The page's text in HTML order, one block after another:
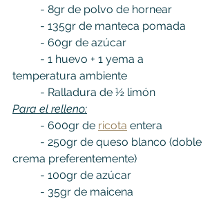
	- 8gr de polvo de hornear
	- 135gr de manteca pomada
	- 60gr de azúcar
temperatura ambiente
	- Ralladura de ½ limón
Para el relleno:
	- 600gr de
ricota entera
crema preferentemente)
	- 100gr de azúcar
	- 35gr de maicena